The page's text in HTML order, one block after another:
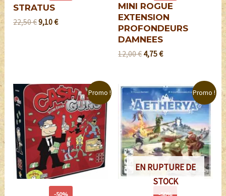
STRATUS
22,50€9,10€
MINI ROGUE
EXTENSION
PROFONDEURS
DAMNEES
12,00€ 4,75€
Promo !
-50%
Promo !
-50%
EN RUPTURE DE
STOCK